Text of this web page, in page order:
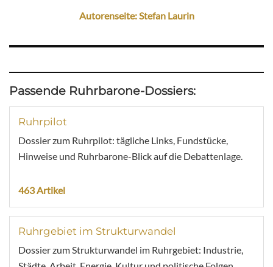
Autorenseite: Stefan Laurin
Passende Ruhrbarone-Dossiers:
Ruhrpilot
Dossier zum Ruhrpilot: tägliche Links, Fundstücke,
Hinweise und Ruhrbarone-Blick auf die Debattenlage.
463 Artikel
Ruhrgebiet im Strukturwandel
Dossier zum Strukturwandel im Ruhrgebiet: Industrie,